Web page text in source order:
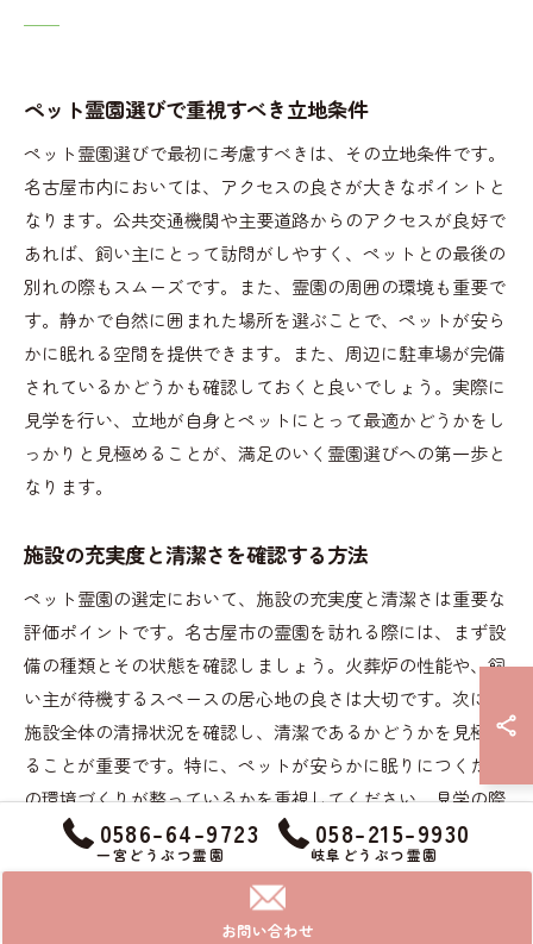
ペット霊園選びで重視すべき立地条件
ペット霊園選びで最初に考慮すべきは、その立地条件です。
名古屋市内においては、アクセスの良さが大きなポイントと
なります。公共交通機関や主要道路からのアクセスが良好で
あれば、飼い主にとって訪問がしやすく、ペットとの最後の
別れの際もスムーズです。また、霊園の周囲の環境も重要で
す。静かで自然に囲まれた場所を選ぶことで、ペットが安ら
かに眠れる空間を提供できます。また、周辺に駐車場が完備
されているかどうかも確認しておくと良いでしょう。実際に
見学を行い、立地が自身とペットにとって最適かどうかをし
っかりと見極めることが、満足のいく霊園選びへの第一歩と
なります。
施設の充実度と清潔さを確認する方法
ペット霊園の選定において、施設の充実度と清潔さは重要な
評価ポイントです。名古屋市の霊園を訪れる際には、まず設
備の種類とその状態を確認しましょう。火葬炉の性能や、飼
い主が待機するスペースの居心地の良さは大切です。次に、
施設全体の清掃状況を確認し、清潔であるかどうかを見極め
ることが重要です。特に、ペットが安らかに眠りにつくため
の環境づくりが整っているかを重視してください。見学の際
はスタッフに質問し、どのようなメンテナンスが行われてい
るかを確認することもおすすめします。これらの情報をもと
に、信頼できるペット霊園を選ぶことで、大切なペットとの
最期の時間を心地よく過ごせるようになるでしょう。
0586-64-9723
一宮どうぶつ霊園
058-215-9930
岐阜どうぶつ霊園
お問い合わせ